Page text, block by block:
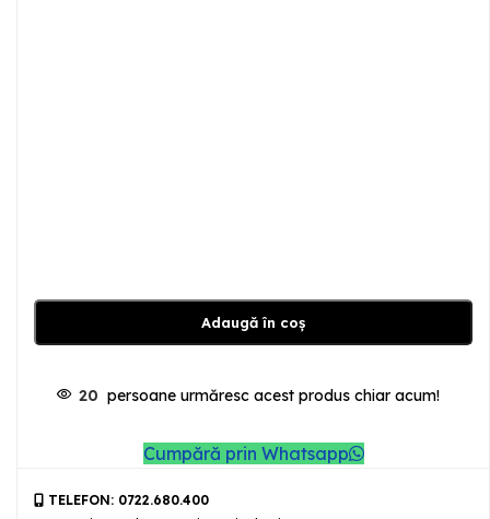
Adaugă în coș
20 persoane urmăresc acest produs chiar acum!
Cumpără prin Whatsapp
TELEFON: 0722.680.400